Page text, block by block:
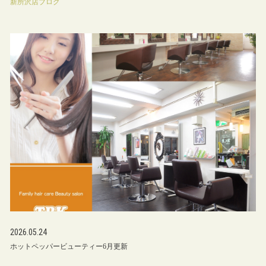
2026.05.24
ホットペッパービューティー6月更新